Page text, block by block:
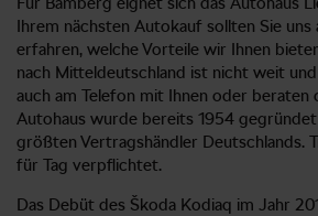
Ihrem nächsten Autokauf sollten Sie uns
erfahren, welche Vorteile wir Ihnen
nach Mitteldeutschland ist nicht weit
auch am Telefon mit Ihnen oder beraten
Autohaus wurde bereits 1954
größten Vertragshändler Deutschlands.
für Tag verpflichtet.
Das Debüt des Škoda Kodiaq im Jahr